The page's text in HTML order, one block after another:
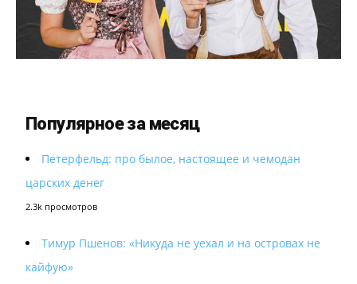
Популярное за месяц
Петерфельд: про былое, настоящее и чемодан
царских денег
2.3k просмотров
Тимур Пшенов: «Никуда не уехал и на островах не
кайфую»